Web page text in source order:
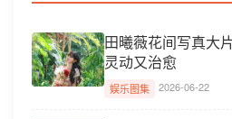
田曦薇花间写真大
灵动又治愈
娱乐图集 2026-06-22